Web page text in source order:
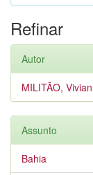
Refinar
Autor
MILITÃO,
Assunto
Bahia